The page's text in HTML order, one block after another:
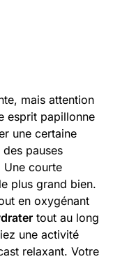
mais attention
esprit papillonne
une certaine
pauses
Une courte
plus grand bien.
en oxygénant
tout au long
une activité
relaxant. Votre